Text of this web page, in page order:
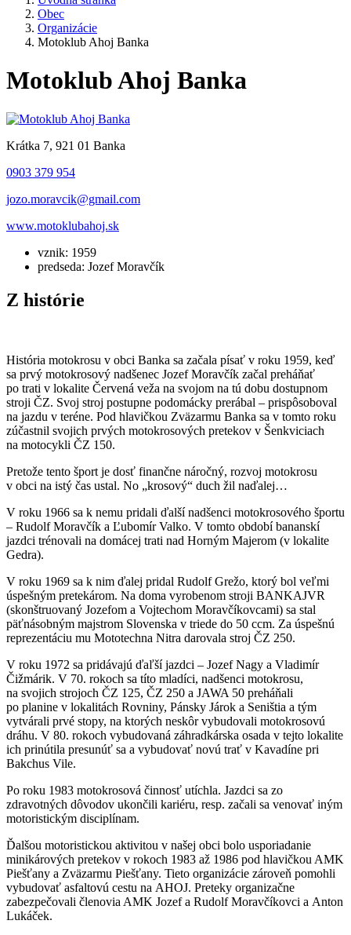
Obec
Organizácie
Motoklub Ahoj Banka
Motoklub Ahoj Banka
Krátka 7, 921 01 Banka
0903 379 954
jozo.moravcik@gmail.com
www.motoklubahoj.sk
vznik: 1959
predseda: Jozef Moravčík
Z histórie
História motokrosu v obci Banka sa začala písať v roku 1959, keď
sa prvý motokrosový nadšenec Jozef Moravčík začal preháňať
po trati v lokalite Červená veža na svojom na tú dobu dostupnom
stroji ČZ. Svoj stroj postupne podomácky prerábal – prispôsoboval
na jazdu v teréne. Pod hlavičkou Zväzarmu Banka sa v tomto roku
zúčastnil svojich prvých motokrosových pretekov v Šenkviciach
na motocykli ČZ 150.
Pretože tento šport je dosť finančne náročný, rozvoj motokrosu
v obci na istý čas ustal. No „krosový“ duch žil naďalej…
V roku 1966 sa k nemu pridali ďalší nadšenci motokrosového športu
– Rudolf Moravčík a Ľubomír Valko. V tomto období bananskí
jazdci trénovali na domácej trati nad Horným Majerom (v lokalite
Gedra).
V roku 1969 sa k nim ďalej pridal Rudolf Grežo, ktorý bol veľmi
úspešným pretekárom. Na doma vyrobenom stroji BANKAJVR
(skonštruovaný Jozefom a Vojtechom Moravčíkovcami) sa stal
päťnásobným majstrom Slovenska v triede do 50 ccm. Za úspešnú
reprezentáciu mu Mototechna Nitra darovala stroj ČZ 250.
V roku 1972 sa pridávajú ďaľší jazdci – Jozef Nagy a Vladimír
Čižmárik. V 70. rokoch sa títo mladíci, nadšenci motokrosu,
na svojich strojoch ČZ 125, ČZ 250 a JAWA 50 preháňali
po planine v lokalitách Rovniny, Pánsky Járok a Seništia a tým
vytvárali prvé stopy, na ktorých neskôr vybudovali motokrosovú
dráhu. V 80. rokoch vybudovaná záhradkárska osada v tejto lokalite
ich prinútila presunúť sa a vybudovať novú trať v Kavadíne pri
Bakchus Vile.
Po roku 1983 motokrosová činnosť utíchla. Jazdci sa zo
zdravotných dôvodov ukončili kariéru, resp. začali sa venovať iným
motoristickým disciplínam.
Ďalšou motoristickou aktivitou v našej obci bolo usporiadanie
minikárových pretekov v rokoch 1983 až 1986 pod hlavičkou AMK
Piešťany a Zväzarmu Piešťany. Tieto organizácie zároveň pomohli
vybudovať asfaltovú cestu na AHOJ. Preteky organizačne
zabezpečovali členovia AMK Jozef a Rudolf Moravčíkovci a Anton
Lukáček.